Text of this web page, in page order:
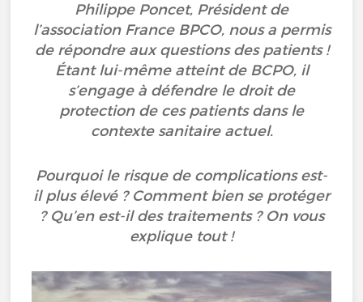
Philippe Poncet, Président de
l’association France BPCO, nous a permis
de répondre aux questions des patients !
Étant lui-même atteint de BCPO, il
s’engage à défendre le droit de
protection de ces patients dans le
contexte sanitaire actuel.
Pourquoi le risque de complications est-
il plus élevé ? Comment bien se protéger
? Qu’en est-il des traitements ? On vous
explique tout !